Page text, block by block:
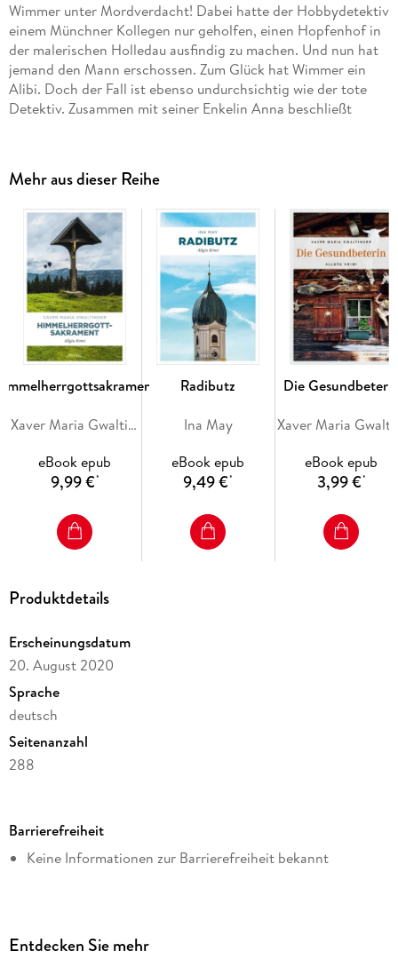
Wimmer unter Mordverdacht! Dabei hatte der Hobbydetektiv
einem Münchner Kollegen nur geholfen, einen Hopfenhof in
der malerischen Holledau ausfindig zu machen. Und nun hat
jemand den Mann erschossen. Zum Glück hat Wimmer ein
Alibi. Doch der Fall ist ebenso undurchsichtig wie der tote
Detektiv. Zusammen mit seiner Enkelin Anna beschließt
Mehr aus dieser Reihe
Xaver Maria Gwaltinger
eBook epub
9,99 €*
Radibutz
Ina May
eBook epub
9,49 €*
Die
eBook epub
3,99 €*
Produktdetails
Erscheinungsdatum
20. August 2020
Sprache
deutsch
Seitenanzahl
288
Reihe
Allgäu Krimi
Verlag/Hersteller
Barrierefreiheit
Keine Informationen zur Barrierefreiheit bekannt
Entdecken Sie mehr